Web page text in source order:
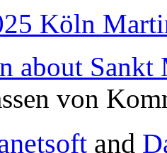
Köln
about
von
and